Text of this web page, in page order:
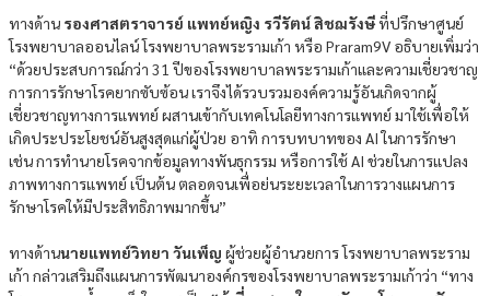
ทางด้าน รองศาสตราจารย์ แพทย์หญิง รวีรัตน์ สิชฌรังษีที่ปรึกษาศูนย์
โรงพยาบาลออนไลน์ โรงพยาบาลพระรามเก้า หรือ Praram9V อธิบายเพิ่มว่า
“ด้วยประสบการณ์กว่า 31 ปีของโรงพยาบาลพระรามเก้าและความเชี่ยวชาญ
การการรักษาโรคยากซับซ้อน เราจึงได้รวบรวมองค์ความรู้อันเกิดจากผู้
เชี่ยวชาญทางการแพทย์ ผสานเข้ากับเทคโนโลยีทางการแพทย์ มาใช้เพื่อให้
เกิดประประโยชน์อันสูงสุดแก่ผู้ป่วย อาทิ การบทบาทของ AI ในการรักษา
เช่น การทำนายโรคจากข้อมูลทางพันธุกรรม หรือการใช้ AI ช่วยในการแปลง
ภาพทางการแพทย์ เป็นต้น ตลอดจนเพื่อย่นระยะเวลาในการวางแผนการ
รักษาโรคให้มีประสิทธิภาพมากขึ้น”
ทางด้านนายแพทย์วิทยา วันเพ็ญ ผู้ช่วยผู้อำนวยการ โรงพยาบาลพระราม
เก้า กล่าวเสริมถึงแผนการพัฒนาองค์กรของโรงพยาบาลพระรามเก้าว่า “ทาง